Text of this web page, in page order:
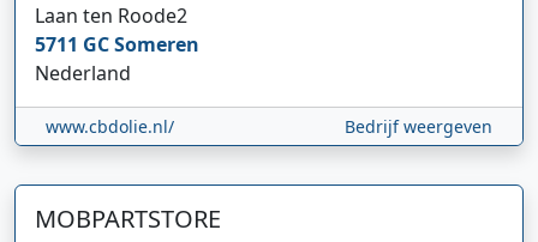
Laan ten Roode2
5711 GCSomeren
Nederland
www.cbdolie.nl/ Bedrijf weergeven
MOBPARTSTORE